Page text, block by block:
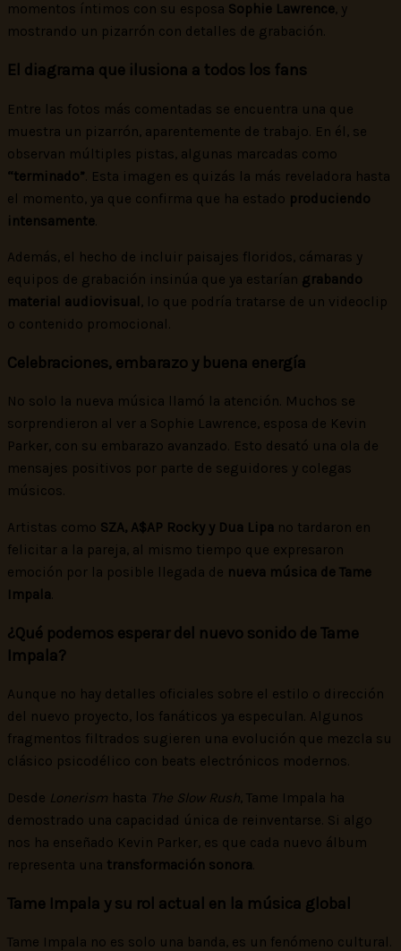
momentos íntimos con su esposa Sophie Lawrence, y
mostrando un pizarrón con detalles de grabación.
El diagrama que ilusiona a todos los fans
Entre las fotos más comentadas se encuentra una que
muestra un pizarrón, aparentemente de trabajo. En él, se
observan múltiples pistas, algunas marcadas como
“terminado” . Esta imagen es quizás la más reveladora hasta
el momento, ya que confirma que ha estado produciendo
intensamente
Además, el hecho de incluir paisajes floridos, cámaras y
equipos de grabación insinúa que ya estarían grabando
material audiovisual , lo que podría tratarse de un videoclip
o contenido promocional.
Celebraciones, embarazo y buena energía
No solo la nueva música llamó la atención. Muchos se
sorprendieron al ver a Sophie Lawrence, esposa de Kevin
Parker, con su embarazo avanzado. Esto desató una ola de
mensajes positivos por parte de seguidores y colegas
músicos.
Artistas como SZA, A$AP Rocky y Dua Lipa no tardaron en
felicitar a la pareja, al mismo tiempo que expresaron
emoción por la posible llegada de nueva música de Tame
Impala.
¿Qué podemos esperar del nuevo sonido de Tame
Impala?
Aunque no hay detalles oficiales sobre el estilo o dirección
del nuevo proyecto, los fanáticos ya especulan. Algunos
fragmentos filtrados sugieren una evolución que mezcla su
clásico psicodélico con beats electrónicos modernos.
Desde Lonerism hasta The Slow Rush, Tame Impala ha
demostrado una capacidad única de reinventarse. Si algo
nos ha enseñado Kevin Parker, es que cada nuevo álbum
representa una transformación sonora
Tame Impala y su rol actual en la música global
Tame Impala no es solo una banda, es un fenómeno cultural.